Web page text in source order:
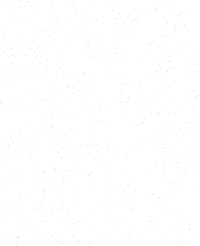
+7 (812) 507-69-
Адрес
Санкт-Петербург,
«СЕНАТОР», помещ.
Для связи